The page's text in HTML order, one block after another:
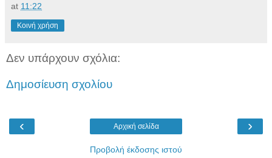
at 11:22
Κοινή χρήση
Δεν υπάρχουν σχόλια:
Δημοσίευση σχολίου
‹ ›
Αρχική σελίδα
Προβολή έκδοσης ιστού